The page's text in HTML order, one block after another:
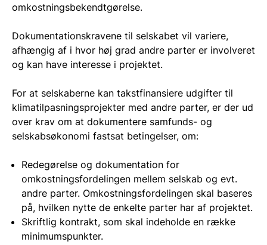
omkostningsbekendtgørelse.
Dokumentationskravene til selskabet vil variere,
afhængig af i hvor høj grad andre parter er involveret
og kan have interesse i projektet.
For at selskaberne kan takstfinansiere udgifter til
klimatilpasningsprojekter med andre parter, er der ud
over krav om at dokumentere samfunds- og
selskabsøkonomi fastsat betingelser, om:
Redegørelse og dokumentation for
omkostningsfordelingen mellem selskab og evt.
andre parter. Omkostningsfordelingen skal baseres
på, hvilken nytte de enkelte parter har af projektet.
Skriftlig kontrakt, som skal indeholde en række
minimumspunkter.